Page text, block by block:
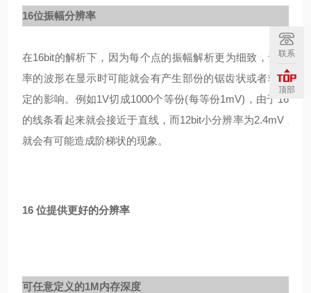
16位振幅分辨率
在16bit的解析下，因为每个点的振幅解析更为细致，让波形
率的波形在显示时可能就会有产生部份的锯齿状或者较不
定的影响。例如1V切成1000个等份(每等份1mV)，由于16bit
的线条看起来就会接近于直线，而12bit小分辨率为2.4mV，
就会有可能造成阶梯状的现象。
16 位提供更好的分辨率
可任意定义的1M内存深度
联系
顶部